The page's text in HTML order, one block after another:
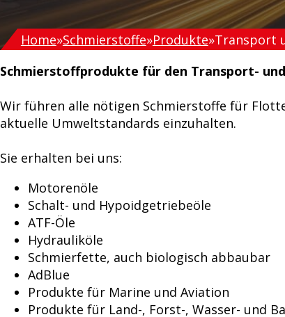
Home Schmierstoffe Produkte Transport
Schmierstoffprodukte für den Transport-
Wir führen alle nötigen Schmierstoffe für
aktuelle Umweltstandards einzuhalten.
Sie erhalten bei uns:
Motorenöle
Schalt- und Hypoidgetriebeöle
ATF-Öle
Hydrauliköle
Schmierfette, auch biologisch abbaubar
AdBlue
Produkte für Marine und Aviation
Produkte für Land-, Forst-, Wasser- und